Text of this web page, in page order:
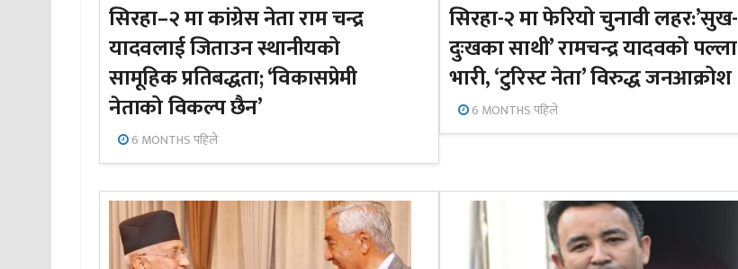
सिरहा–२ मा कांग्रेस नेता राम चन्द्र
यादवलाई जिताउन स्थानीयको
सामूहिक प्रतिबद्धता; ‘विकासप्रेमी
नेताको विकल्प छैन’
6 MONTHS पहिले
सिरहा-२ मा फेरियो चुनावी लहर:’सुख-
दुःखका साथी’ रामचन्द्र यादवको पल्ला
भारी, ‘टुरिस्ट नेता’ विरुद्ध जनआक्रोश
6 MONTHS पहिले